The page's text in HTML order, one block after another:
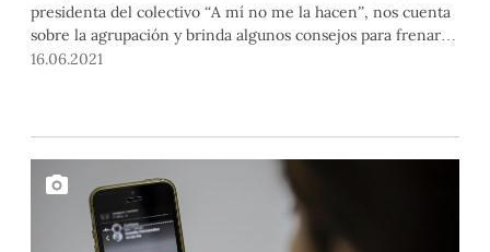
presidenta del colectivo “A mí no me la hacen”, nos cuenta
sobre la agrupación y brinda algunos consejos para frenar la
epidemia de desinformación que vivimos en estos días.
16.06.2021